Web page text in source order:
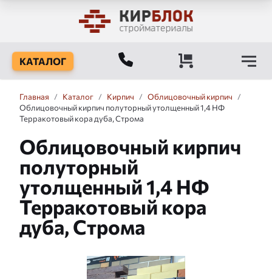
КАТАЛОГ
Главная / Каталог / Кирпич / Облицовочный кирпич
/
Облицовочный кирпич полуторный утолщенный 1,4 НФ
Терракотовый кора дуба, Строма
Облицовочный кирпич
полуторный
утолщенный 1,4 НФ
Терракотовый кора
дуба, Строма